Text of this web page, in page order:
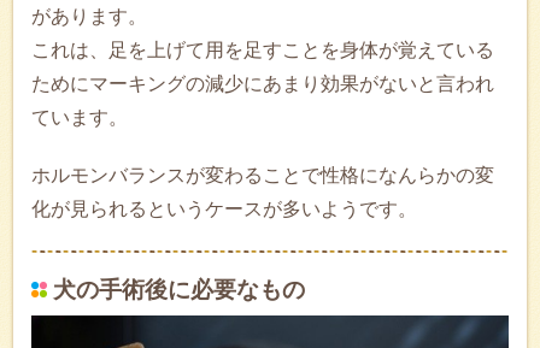
があります。
これは、足を上げて用を足すことを身体が覚えている
ためにマーキングの減少にあまり効果がないと言われ
ています。
ホルモンバランスが変わることで性格になんらかの変
化が見られるというケースが多いようです。
犬の手術後に必要なもの